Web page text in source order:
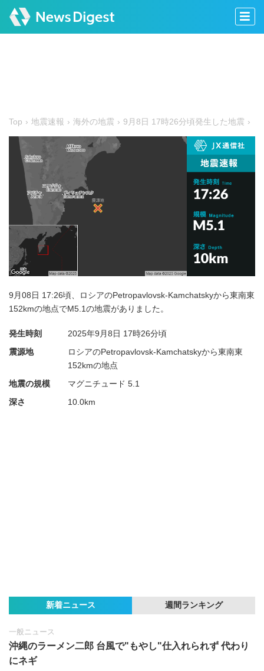
Top 地震速報 海外の地震 9月8日 17時26分頃発生した地震
9月08日 17:26頃、ロシアのPetropavlovsk-Kamchatskyから東南東
152kmの地点でM5.1の地震がありました。
発生時刻 2025年9月8日 17時26分頃
震源地
ロシアのPetropavlovsk-Kamchatskyから東南東
152kmの地点
地震の規模
マグニチュード 5.1
深さ
10.0km
新着ニュース 週間ランキング
一般ニュース
沖縄のラーメン二郎 台風で"もやし"仕入れられず 代わり
にネギ